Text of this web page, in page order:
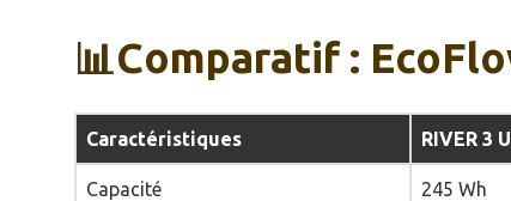
📊Comparatif :
Caractéristiques RIVER 3
Capacité 245 Wh